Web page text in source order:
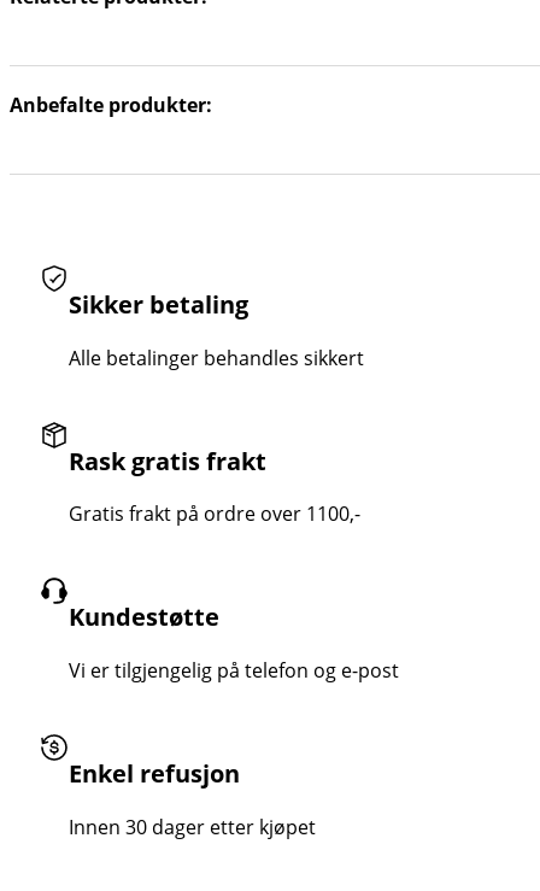
Anbefalte produkter:
Sikker betaling
Alle betalinger behandles sikkert
Rask gratis frakt
Gratis frakt på ordre over 1100,-
Kundestøtte
Vi er tilgjengelig på telefon og e-post
Enkel refusjon
Innen 30 dager etter kjøpet